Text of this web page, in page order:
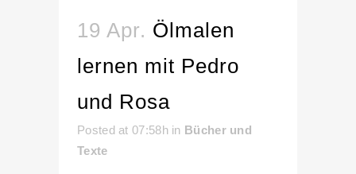
19 Apr. Ölmalen
lernen mit Pedro
und Rosa
Posted at 07:58hin Bücher und
Texte